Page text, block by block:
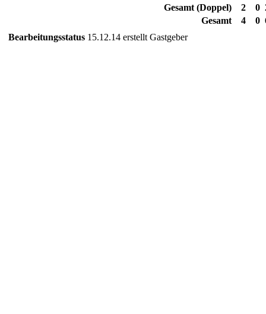
Gesamt (Doppel)
2 0
Gesamt
4 0
Bearbeitungsstatus 15.12.14 erstellt Gastgeber